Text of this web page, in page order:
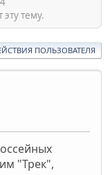
тему.
ПОЛЬЗОВАТЕЛЯ
"Трек",